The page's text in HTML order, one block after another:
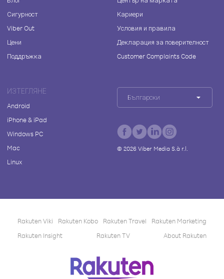
Сигурност
Viber Out
Цени
Поддръжка
Кариери
Условия и правила
Декларация за поверителност
Customer Complaints Code
ИЗТЕГЛЯНЕ
Android
iPhone & iPad
Windows PC
Mac
Linux
Български
© 2026Viber Media S.à r.l.
Rakuten Viki Rakuten Kobo Rakuten Travel
Rakuten Marketing
Rakuten Insight
Rakuten TV About Rakuten